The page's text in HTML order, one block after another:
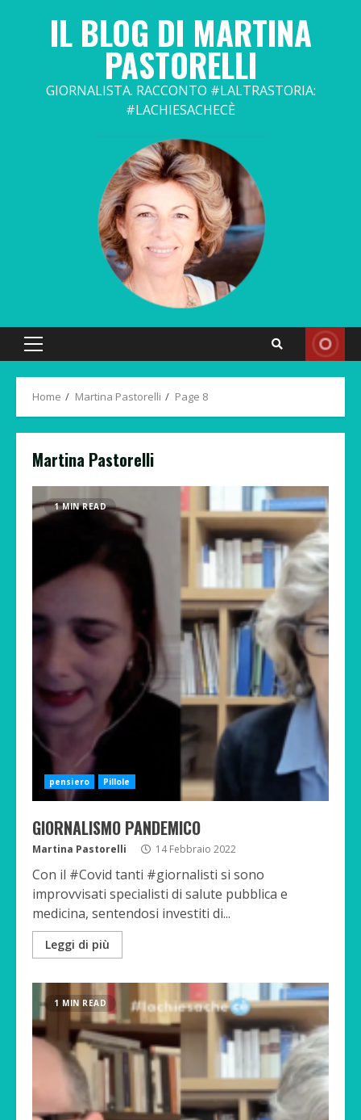
IL BLOG DI MARTINA
PASTORELLI
GIORNALISTA. RACCONTO #LALTRASTORIA:
#LACHIESACHECÈ
Primary
Home Martina Pastorelli Page 8
Martina Pastorelli
1 MIN READ
pensiero Pillole
GIORNALISMO PANDEMICO
Martina Pastorelli 14 Febbraio 2022
Con il #Covid tanti #giornalisti si sono
improvvisati specialisti di salute pubblica e
medicina, sentendosi investiti di...
Leggi di più
1 MIN READ